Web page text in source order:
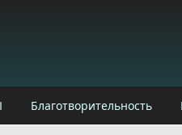
Благотворительность